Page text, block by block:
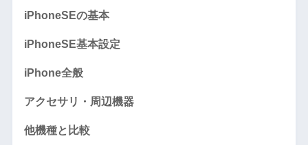
iPhoneSEの基本
iPhoneSE基本設定
iPhone全般
アクセサリ・周辺機器
他機種と比較